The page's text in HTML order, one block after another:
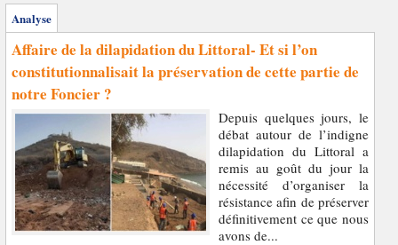
Analyse
Affaire de la dilapidation du Littoral- Et si l’on
constitutionnalisait la préservation de cette partie de
notre Foncier ?
Depuis quelques jours, le
débat autour de l’indigne
dilapidation du Littoral a
remis au goût du jour la
nécessité d’organiser la
résistance afin de préserver
définitivement ce que nous
avons de...